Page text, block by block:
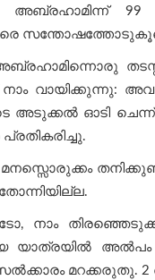
99
നാം വായിക്കുന്നു:
ഓടി ചെന്ന്
നാം
അല്‍പം